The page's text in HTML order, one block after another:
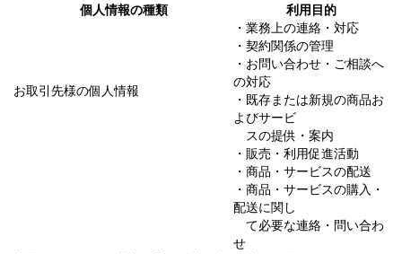
個人情報の種類 利用目的
お取引先様の個人情報
・業務上の連絡・対応
・契約関係の管理
・お問い合わせ・ご相談へ
の対応
・既存または新規の商品お
よびサービ
スの提供・案内
・販売・利用促進活動
・商品・サービスの配送
・商品・サービスの購入・
配送に関し
て必要な連絡・問い合わ
せ